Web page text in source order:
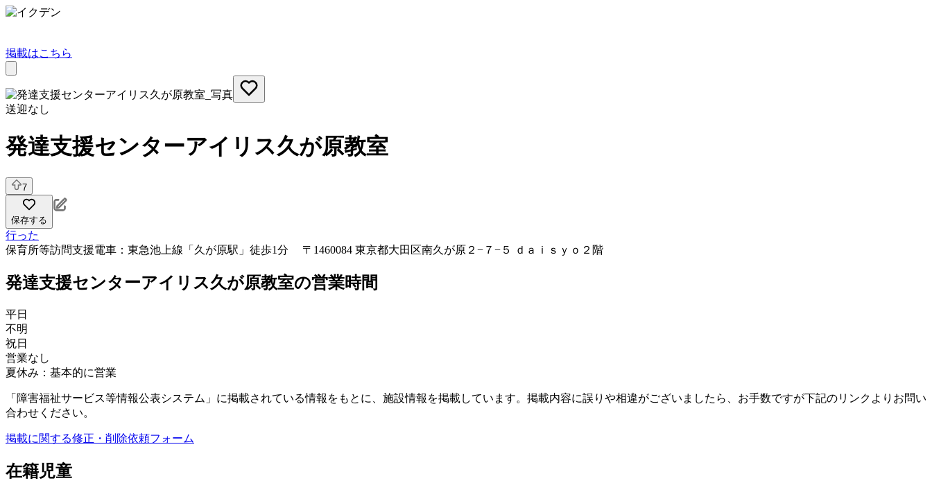
掲載はこちら
送迎なし
発達支援センターアイリス久が原教室
7
保存する
行った
保育所等訪問支援電車：東急池上線「久が原駅」徒歩1分 〒1460084 東京都大田区南久が原２−７−５ ｄａｉｓｙｏ２階
発達支援センターアイリス久が原教室の営業時間
平日
不明
祝日
営業なし
夏休み：基本的に営業
「障害福祉サービス等情報公表システム」に掲載されている情報をもとに、施設情報を掲載しています。掲載内容に誤りや相違がございましたら、お手数ですが下記のリンクよりお問い
合わせください。
掲載に関する修正・削除依頼フォーム
在籍児童